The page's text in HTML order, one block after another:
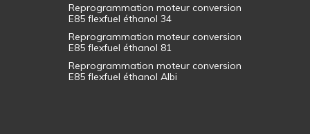
Reprogrammation moteur conversion
E85 flexfuel éthanol 34
Reprogrammation moteur conversion
E85 flexfuel éthanol 81
Reprogrammation moteur conversion
E85 flexfuel éthanol Albi